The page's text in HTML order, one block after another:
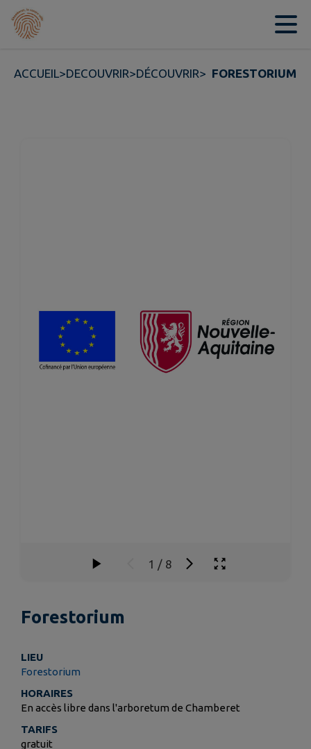
Contenu
ACCUEIL>DECOUVRIR>DÉCOUVRIR> FORESTORIUM
1 / 8
Forestorium
LIEU
Forestorium
HORAIRES
En accès libre dans l'arboretum de Chamberet
TARIFS
gratuit